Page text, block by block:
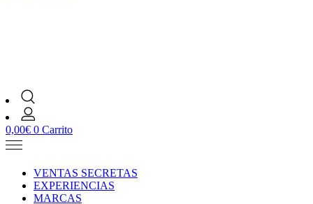
0,00€ 0 Carrito
VENTAS SECRETAS
EXPERIENCIAS
MARCAS